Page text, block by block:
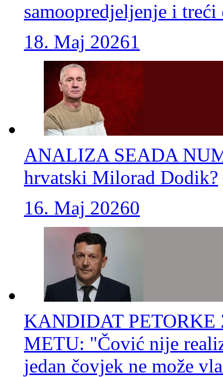
samoopredjeljenje i
18. Maj 20261
ANALIZA SEADA
hrvatski Milorad Dodik?
16. Maj 20260
KANDIDAT
METU: "Čović nije
jedan čovjek ne može